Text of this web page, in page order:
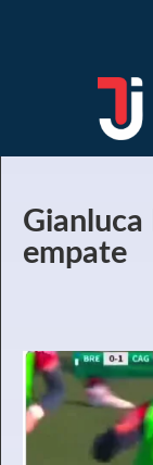
Gianluca
empate